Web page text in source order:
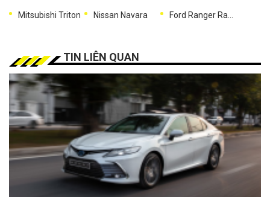
Mitsubishi Triton Nissan Navara
TIN LIÊN QUAN